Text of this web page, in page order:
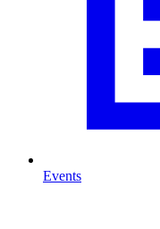
Events